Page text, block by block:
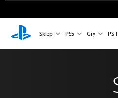
Sklep PS5 Gry PS